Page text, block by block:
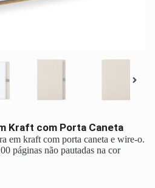
Kraft com Porta Caneta
em kraft com porta caneta e wire-o.
páginas não pautadas na cor